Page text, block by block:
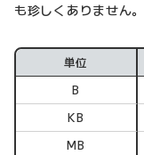
も珍しくありません。
単位
B
KB
MB